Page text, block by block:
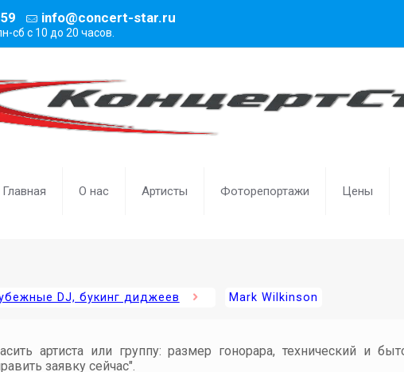
info@concert-star.ru
сб с 10 до 20 часов.
Главная О нас Артисты Фоторепортажи Цены
DJ, букинг диджеев Mark Wilkinson
артиста или группу: размер гонорара, технический и
заявку сейчас".